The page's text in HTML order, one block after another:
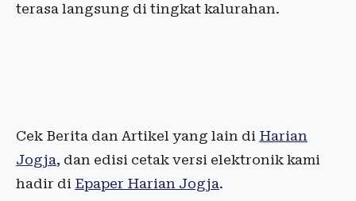
terasa langsung di tingkat kalurahan.
Cek Berita dan Artikel yang lain di Harian
Jogja, dan edisi cetak versi elektronik kami
hadir di Epaper Harian Jogja.